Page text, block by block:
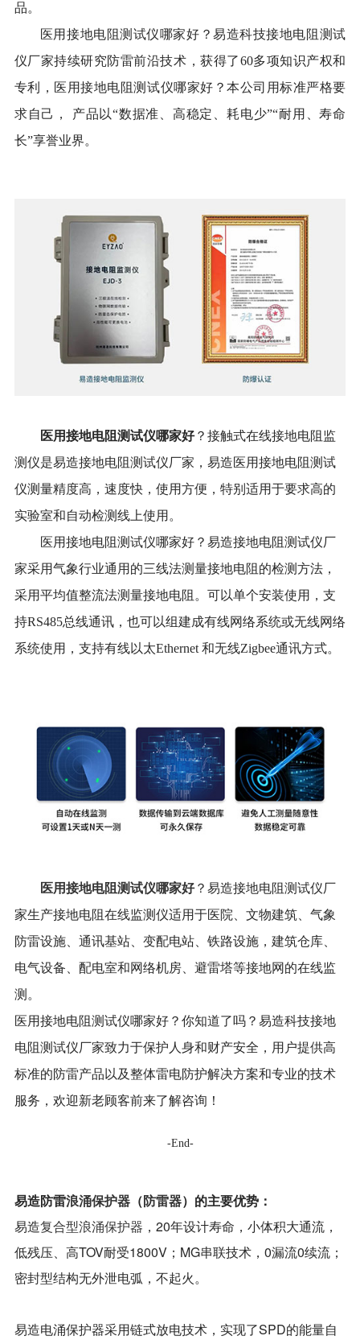
品。
医用接地电阻测试仪哪家好？易造科技接地电阻测试
仪厂家持续研究防雷前沿技术，获得了60多项知识产权和
专利， 医用接地电阻测试仪哪家好？本公司用标准严格要
求自己，
产品以“数据准、高稳定、耗电少”“耐用、寿命
长”享誉业界。
医用接地电阻测试仪哪家好？接触式在线接地电阻监
测仪是易造接地电阻测试仪厂家，易造医用接地电阻测试
仪测量精度高，速度快，使用方便，特别适用于要求高的
实验室和自动检测线上使用。
医用接地电阻测试仪哪家好？易造接地电阻测试仪厂
家采用气象行业通用的三线法测量接地电阻的检测方法，
采用平均值整流法测量接地电阻。 可以单个安装使用，支
持RS485总线通讯，也可以组建成有线网络系统或无线网络
系统使用，支持有线以太Ethernet 和无线Zigbee通讯方式。
医用接地电阻测试仪哪家好？易造接地电阻测试仪厂
家生产接地电阻在线监测仪适用于医院、文物建筑、气象
防雷设施、通讯基站、变配电站、铁路设施，建筑仓库、
电气设备、配电室和网络机房、避雷塔等接地网的在线监
测。
医用接地电阻测试仪哪家好？你知道了吗？易造科技接地
电阻测试仪厂家致力于保护人身和财产安全，用户提供高
标准的防雷产品以及整体雷电防护解决方案和专业的技术
服务，欢迎新老顾客前来了解咨询！
-End-
易造防雷浪涌保护器（防雷器） 的主要优势：
易造复合型浪涌保护器 ， 20年设计寿命， 小体积大通流，
低残压、高TOV耐受1800V；MG串联技术，0漏流0续流；
密封型结构无外泄电弧，不起火。
易造电涌保护器采用链式放电技术，实现了SPD的能量自